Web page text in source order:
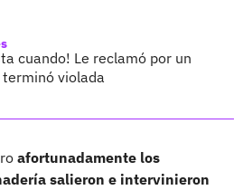
cuando! Le reclamó por un
violada
afortunadamente los
salieron e intervinieron